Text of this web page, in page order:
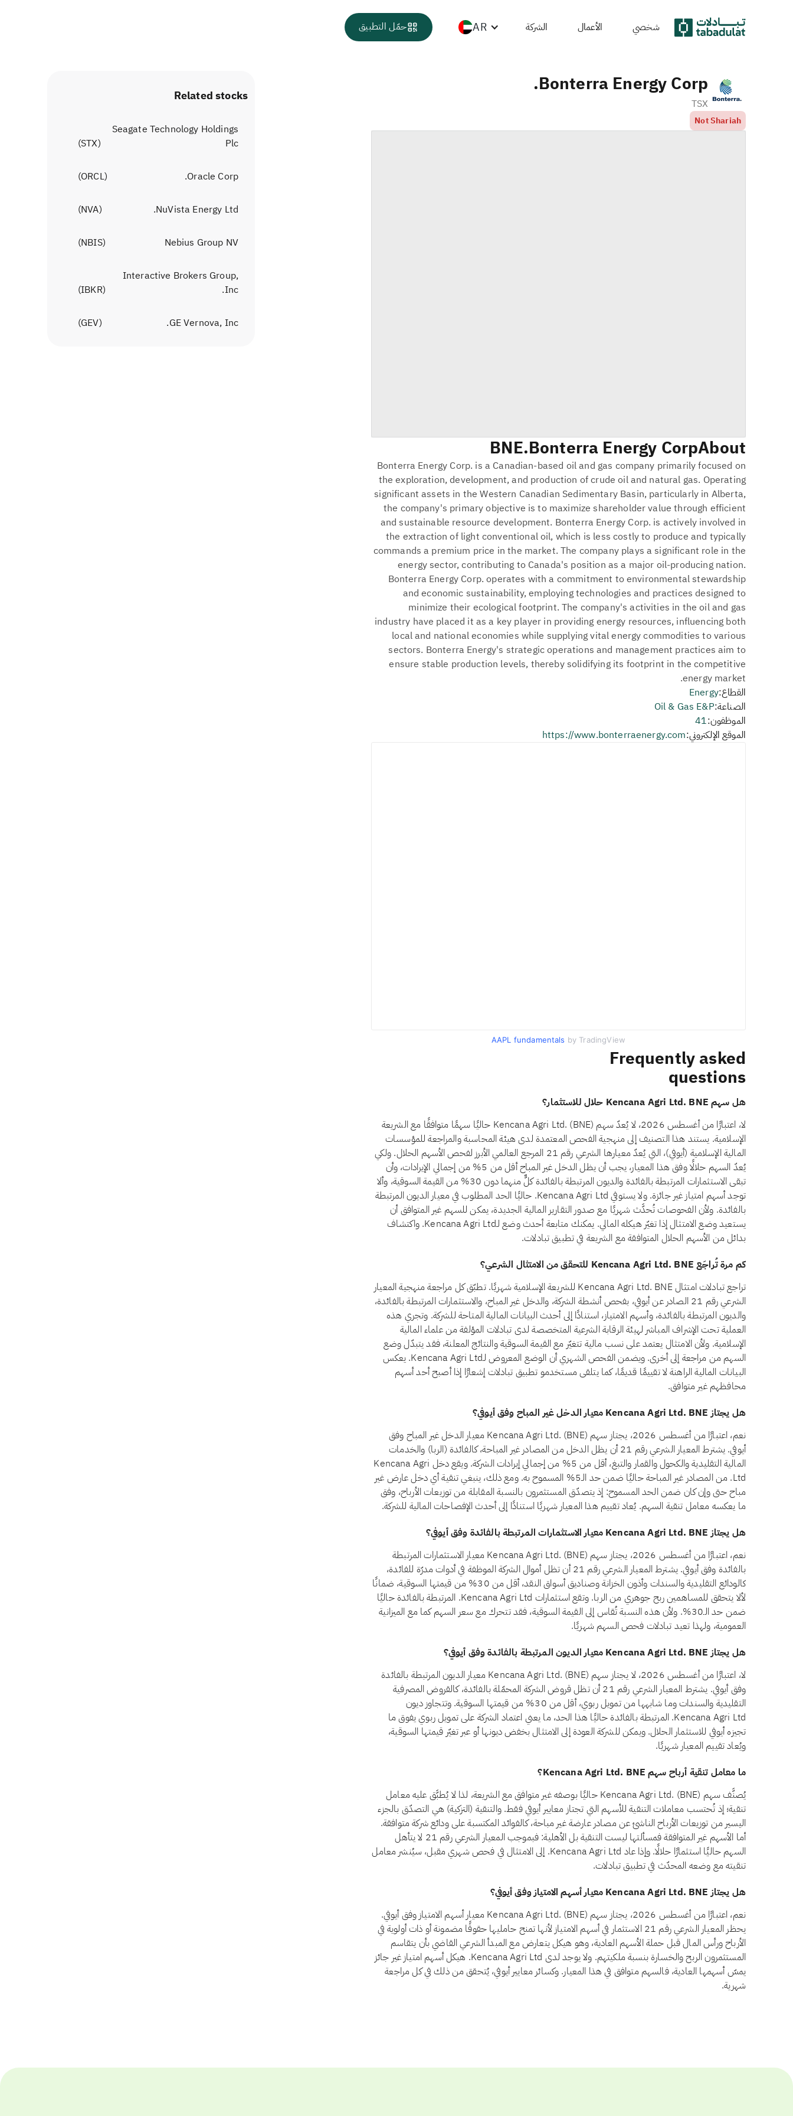
شخصي الأعمال الشركة AR حمّل التطبيق
Bonterra Energy Corp.
TSX
Not Shariah
About
Bonterra Energy Corp.
BNE
Bonterra Energy Corp. is a Canadian-based oil and gas company primarily focused on
the exploration, development, and production of crude oil and natural gas. Operating
significant assets in the Western Canadian Sedimentary Basin, particularly in Alberta,
the company's primary objective is to maximize shareholder value through efficient
and sustainable resource development. Bonterra Energy Corp. is actively involved in
the extraction of light conventional oil, which is less costly to produce and typically
commands a premium price in the market. The company plays a significant role in the
energy sector, contributing to Canada's position as a major oil-producing nation.
Bonterra Energy Corp. operates with a commitment to environmental stewardship
and economic sustainability, employing technologies and practices designed to
minimize their ecological footprint. The company's activities in the oil and gas
industry have placed it as a key player in providing energy resources, influencing both
local and national economies while supplying vital energy commodities to various
sectors. Bonterra Energy's strategic operations and management practices aim to
ensure stable production levels, thereby solidifying its footprint in the competitive
energy market.
القطاع:Energy
الصناعة:Oil & Gas E&P
الموظفون:41
الموقع الإلكتروني:https://www.bonterraenergy.com
AAPL fundamentals by TradingView
Frequently asked
questions
هل سهم Kencana Agri Ltd. BNE حلال للاستثمار؟
لا، اعتبارًا من أغسطس 2026، لا يُعدّ سهم Kencana Agri Ltd. (BNE) حاليًا سهمًا متوافقًا مع الشريعة
الإسلامية. يستند هذا التصنيف إلى منهجية الفحص المعتمدة لدى هيئة المحاسبة والمراجعة للمؤسسات
المالية الإسلامية (أيوفي)، التي يُعدّ معيارها الشرعي رقم 21 المرجع العالمي الأبرز لفحص الأسهم الحلال. ولكي
يُعدّ السهم حلالًا وفق هذا المعيار، يجب أن يظل الدخل غير المباح أقل من 5% من إجمالي الإيرادات، وأن
تبقى الاستثمارات المرتبطة بالفائدة والديون المرتبطة بالفائدة كلٌّ منهما دون 30% من القيمة السوقية، وألا
توجد أسهم امتياز غير جائزة. ولا يستوفي Kencana Agri Ltd. حاليًا الحد المطلوب في معيار الديون المرتبطة
بالفائدة. ولأن الفحوصات تُحدَّث شهريًا مع صدور التقارير المالية الجديدة، يمكن للسهم غير المتوافق أن
يستعيد وضع الامتثال إذا تغيّر هيكله المالي. يمكنك متابعة أحدث وضع لـKencana Agri Ltd. واكتشاف
بدائل من الأسهم الحلال المتوافقة مع الشريعة في تطبيق تبادلات.
كم مرة تُراجَع Kencana Agri Ltd. BNE للتحقق من الامتثال الشرعي؟
تراجع تبادلات امتثال Kencana Agri Ltd. BNE للشريعة الإسلامية شهريًا. تطبّق كل مراجعة منهجية المعيار
الشرعي رقم 21 الصادر عن أيوفي، بفحص أنشطة الشركة، والدخل غير المباح، والاستثمارات المرتبطة بالفائدة،
والديون المرتبطة بالفائدة، وأسهم الامتياز، استنادًا إلى أحدث البيانات المالية المتاحة للشركة. وتجري هذه
العملية تحت الإشراف المباشر لهيئة الرقابة الشرعية المتخصصة لدى تبادلات المؤلفة من علماء المالية
الإسلامية. ولأن الامتثال يعتمد على نسب مالية تتغيّر مع القيمة السوقية والنتائج المعلنة، فقد يتبدّل وضع
السهم من مراجعة إلى أخرى. ويضمن الفحص الشهري أن الوضع المعروض لـKencana Agri Ltd. يعكس
البيانات المالية الراهنة لا تقييمًا قديمًا، كما يتلقى مستخدمو تطبيق تبادلات إشعارًا إذا أصبح أحد أسهم
محافظهم غير متوافق.
هل يجتاز Kencana Agri Ltd. BNE معيار الدخل غير المباح وفق أيوفي؟
نعم، اعتبارًا من أغسطس 2026، يجتاز سهم Kencana Agri Ltd. (BNE) معيار الدخل غير المباح وفق
أيوفي. يشترط المعيار الشرعي رقم 21 أن يظل الدخل من المصادر غير المباحة، كالفائدة (الربا) والخدمات
المالية التقليدية والكحول والقمار والتبغ، أقل من 5% من إجمالي إيرادات الشركة. ويقع دخل Kencana Agri
Ltd. من المصادر غير المباحة حاليًا ضمن حد الـ5% المسموح به. ومع ذلك، ينبغي تنقية أي دخل عارض غير
مباح حتى وإن كان ضمن الحد المسموح: إذ يتصدّق المستثمرون بالنسبة المقابلة من توزيعات الأرباح، وفق
ما يعكسه معامل تنقية السهم. يُعاد تقييم هذا المعيار شهريًا استنادًا إلى أحدث الإفصاحات المالية للشركة.
هل يجتاز Kencana Agri Ltd. BNE معيار الاستثمارات المرتبطة بالفائدة وفق أيوفي؟
نعم، اعتبارًا من أغسطس 2026، يجتاز سهم Kencana Agri Ltd. (BNE) معيار الاستثمارات المرتبطة
بالفائدة وفق أيوفي. يشترط المعيار الشرعي رقم 21 أن تظل أموال الشركة الموظفة في أدوات مدرّة للفائدة،
كالودائع التقليدية والسندات وأذون الخزانة وصناديق أسواق النقد، أقل من 30% من قيمتها السوقية، ضمانًا
لألا يتحقق للمساهمين ربح جوهري من الربا. وتقع استثمارات Kencana Agri Ltd. المرتبطة بالفائدة حاليًا
ضمن حد الـ30%. ولأن هذه النسبة تُقاس إلى القيمة السوقية، فقد تتحرك مع سعر السهم كما مع الميزانية
العمومية، ولهذا تعيد تبادلات فحص السهم شهريًا.
هل يجتاز Kencana Agri Ltd. BNE معيار الديون المرتبطة بالفائدة وفق أيوفي؟
لا، اعتبارًا من أغسطس 2026، لا يجتاز سهم Kencana Agri Ltd. (BNE) معيار الديون المرتبطة بالفائدة
وفق أيوفي. يشترط المعيار الشرعي رقم 21 أن تظل قروض الشركة المحمّلة بالفائدة، كالقروض المصرفية
التقليدية والسندات وما شابهها من تمويل ربوي، أقل من 30% من قيمتها السوقية. وتتجاوز ديون
Kencana Agri Ltd. المرتبطة بالفائدة حاليًا هذا الحد، ما يعني اعتماد الشركة على تمويل ربوي يفوق ما
تجيزه أيوفي للاستثمار الحلال. ويمكن للشركة العودة إلى الامتثال بخفض ديونها أو عبر تغيّر قيمتها السوقية،
ويُعاد تقييم المعيار شهريًا.
ما معامل تنقية أرباح سهم Kencana Agri Ltd. BNE؟
يُصنَّف سهم Kencana Agri Ltd. (BNE) حاليًا بوصفه غير متوافق مع الشريعة، لذا لا يُطبَّق عليه معامل
تنقية؛ إذ تُحتسب معاملات التنقية للأسهم التي تجتاز معايير أيوفي فقط. والتنقية (التزكية) هي التصدّق بالجزء
اليسير من توزيعات الأرباح الناشئ عن مصادر عارضة غير مباحة، كالفوائد المكتسبة على ودائع شركة متوافقة.
أما الأسهم غير المتوافقة فمسألتها ليست التنقية بل الأهلية: فبموجب المعيار الشرعي رقم 21 لا يتأهل
السهم حاليًا استثمارًا حلالًا. وإذا عاد Kencana Agri Ltd. إلى الامتثال في فحص شهري مقبل، سيُنشر معامل
تنقيته مع وضعه المحدّث في تطبيق تبادلات.
هل يجتاز Kencana Agri Ltd. BNE معيار أسهم الامتياز وفق أيوفي؟
نعم، اعتبارًا من أغسطس 2026، يجتاز سهم Kencana Agri Ltd. (BNE) معيار أسهم الامتياز وفق أيوفي.
يحظر المعيار الشرعي رقم 21 الاستثمار في أسهم الامتياز لأنها تمنح حامليها حقوقًا مضمونة أو ذات أولوية في
الأرباح ورأس المال قبل حملة الأسهم العادية، وهو هيكل يتعارض مع المبدأ الشرعي القاضي بأن يتقاسم
المستثمرون الربح والخسارة بنسبة ملكيتهم. ولا يوجد لدى Kencana Agri Ltd. هيكل أسهم امتياز غير جائز
يمسّ أسهمها العادية، فالسهم متوافق في هذا المعيار. وكسائر معايير أيوفي، يُتحقق من ذلك في كل مراجعة
شهرية.
Related stocks
Seagate Technology Holdings
Plc
(
STX
)
Oracle Corp.
(
ORCL
)
NuVista Energy Ltd.
(
NVA
)
Nebius Group NV
(
NBIS
)
Interactive Brokers Group,
Inc.
(
IBKR
)
GE Vernova, Inc.
(
GEV
)